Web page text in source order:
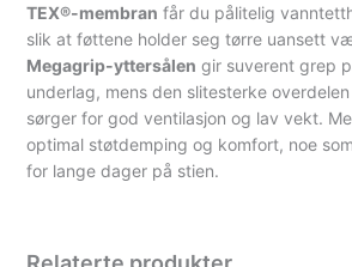
TEX®-membran får du pålitelig
slik at føttene holder seg tørre uansett
Megagrip-yttersålen gir suverent grep
underlag, mens den slitesterke
sørger for god ventilasjon og lav vekt.
optimal støtdemping og komfort, noe
for lange dager på stien.